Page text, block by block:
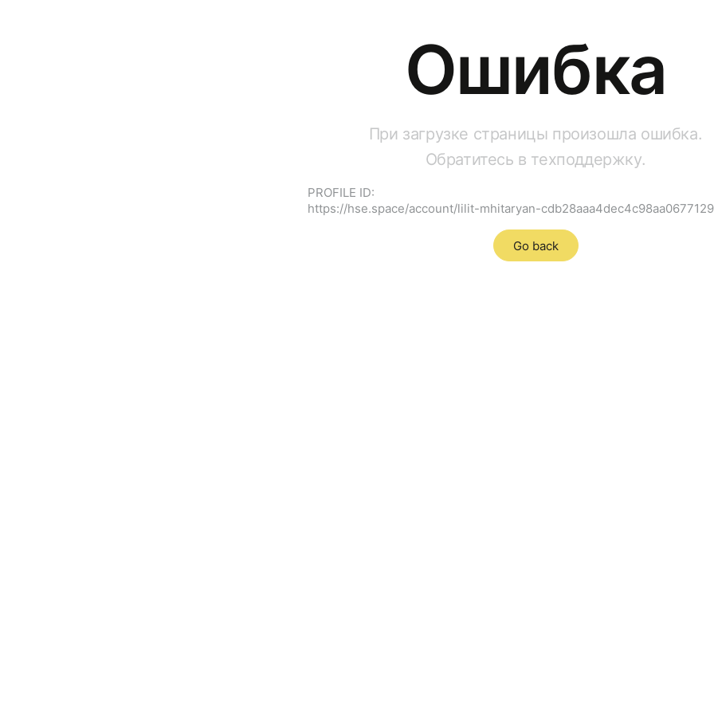
Ошибка
При загрузке страницы произошла ошибка.
Обратитесь в техподдержку.
PROFILE ID:
https://hse.space/account/lilit-mhitaryan-
Go back